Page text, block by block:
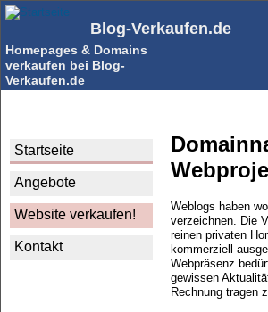
Direkt
zum
Blog-Verkaufen.de
Homepages & Domains
verkaufen bei Blog-
Verkaufen.de
Hauptnavigation
Startseite
Angebote
Website verkaufen!
Kontakt
Weblogs haben
verzeichnen. Die
reinen privaten
kommerziell
Webpräsenz
gewissen
Rechnung tragen